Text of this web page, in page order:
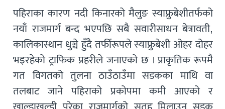
पहिराका कारण नदी किनारको मैलुङ स्याफ्रुबेशीतर्फको
नयाँ राजमार्ग बन्द भएपछि सबै सवारीसाधन बेत्रावती,
कालिकास्थान धुञ्चे हुँदै तर्फीरूपले स्याफ्रुबेशी ओहर दोहर
भइरहेको ट्राफिक प्रहरीले जनाएको छ । प्राकृतिक रूपमै
गत विगतको तुलना ठाउँठाउँमा सडकका माथि वा
तलबाट जाने पहिराको प्रकोपमा कमी आएको र